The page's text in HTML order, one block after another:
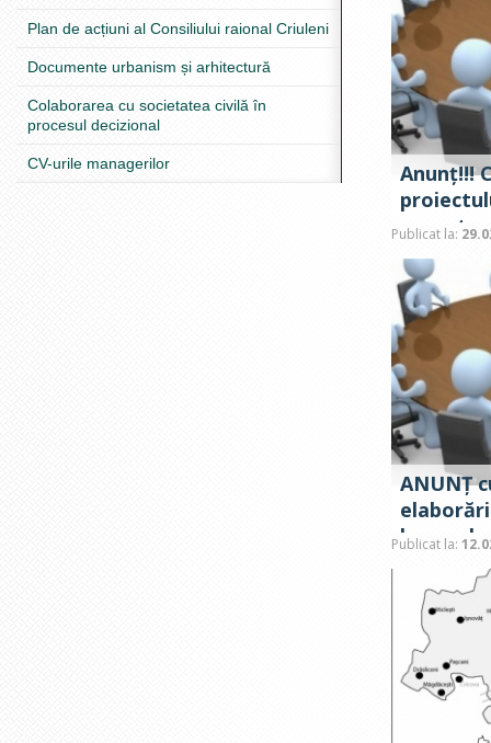
Plan de acțiuni al Consiliului raional Criuleni
Documente urbanism și arhitectură
Colaborarea cu societatea civilă în
procesul decizional
CV-urile managerilor
Anunț!!!
pentru
Publicat la:
ANUNȚ
la
pentru
Publicat la: